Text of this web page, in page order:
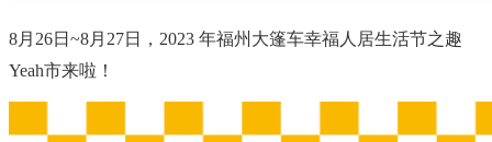
8月26日~8月27日，2023 年福州大篷车幸福人居生活节之趣
Yeah市来啦！